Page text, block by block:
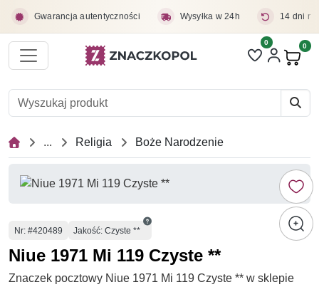
Gwarancja autentyczności Wysyłka w 24h 14 dni
Liczba pozycji
0 0
... Religia Boże Narodzenie
Numer
Nr: #420489 Jakość: Czyste **
Niue 1971 Mi 119 Czyste **
Znaczek pocztowy Niue 1971 Mi 119 Czyste ** w sklepie